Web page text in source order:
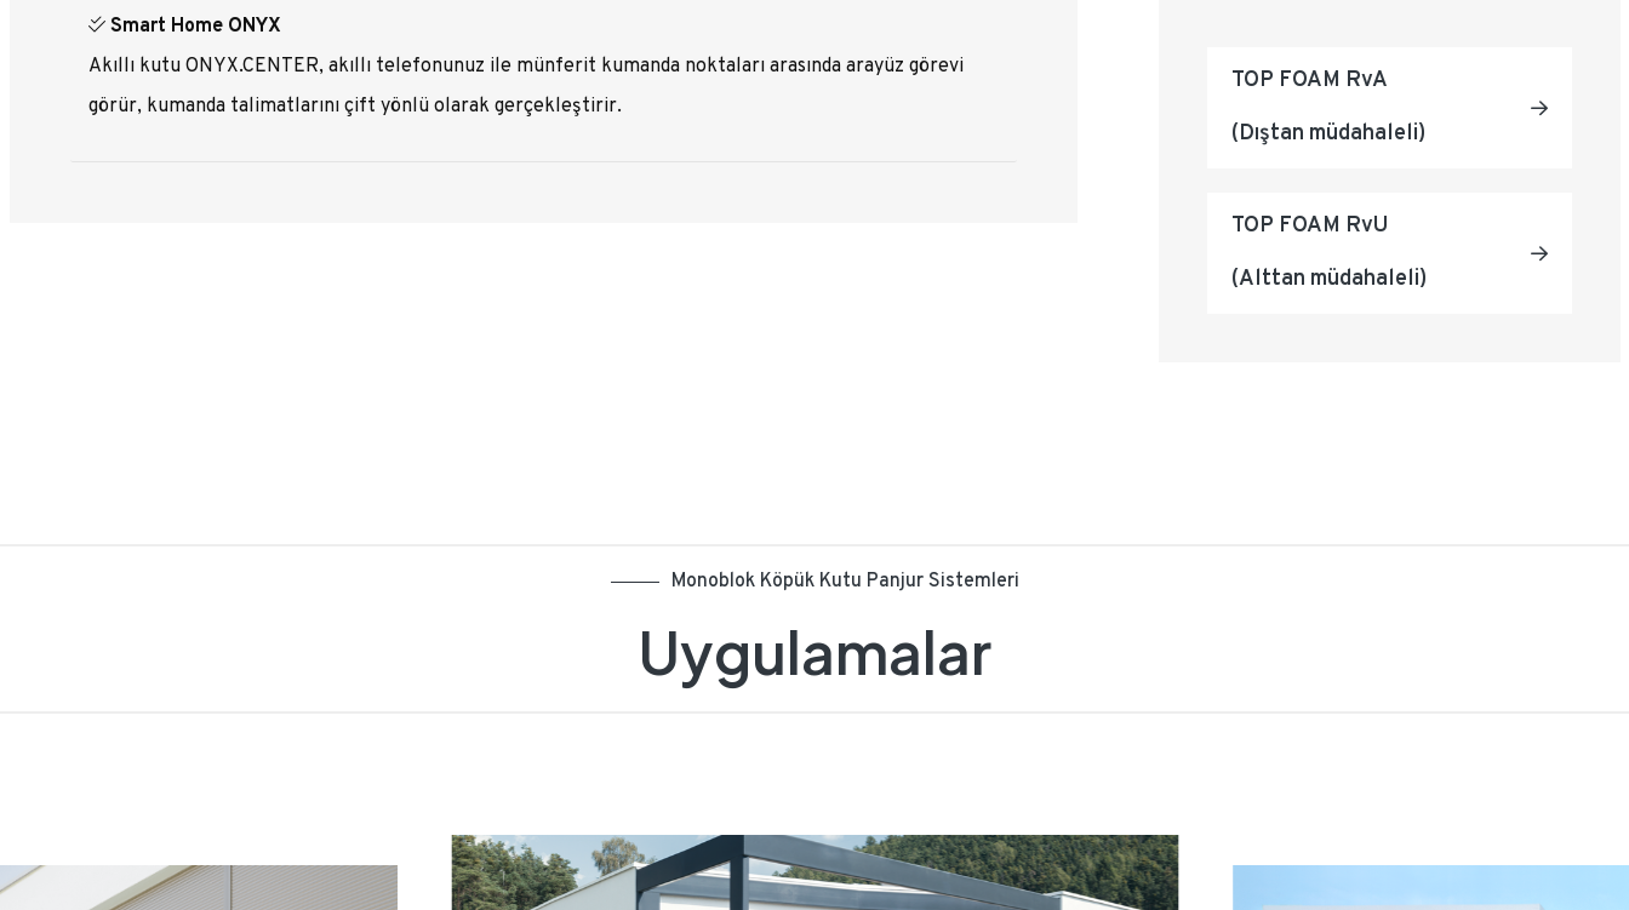
Smart Home ONYX
Akıllı kutu ONYX.CENTER, akıllı telefonunuz ile münferit kumanda noktaları arasında arayüz görevi
görür, kumanda talimatlarını çift yönlü olarak gerçekleştirir.
TOP FOAM RvA
(Dıştan müdahaleli)
TOP FOAM RvU
(Alttan müdahaleli)
Monoblok Köpük Kutu Panjur Sistemleri
Uygulamalar